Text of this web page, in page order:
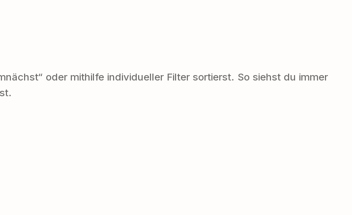
oder mithilfe individueller Filter sortierst. So siehst du immer